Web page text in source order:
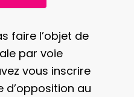
faire l’objet de
par voie
vous inscrire
d’opposition au